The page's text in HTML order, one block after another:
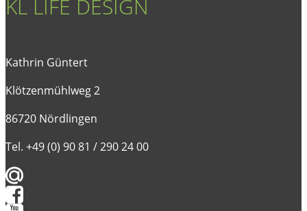
KL LIFE DESIGN
Kathrin Güntert
Klötzenmühlweg 2
86720 Nördlingen
Tel. +49 (0) 90 81 / 290 24 00